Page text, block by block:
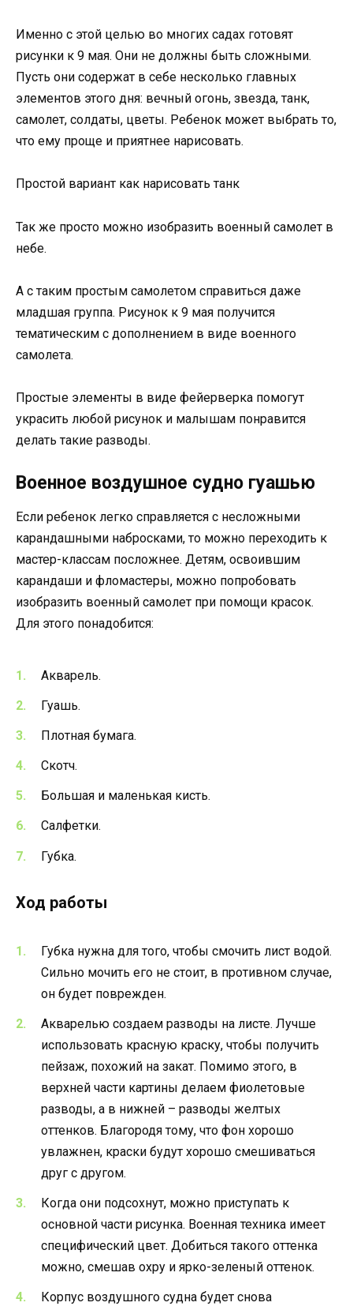
Именно с этой целью во многих садах готовят
рисунки к 9 мая. Они не должны быть сложными.
Пусть они содержат в себе несколько главных
элементов этого дня: вечный огонь, звезда, танк,
самолет, солдаты, цветы. Ребенок может выбрать то,
что ему проще и приятнее нарисовать.
Простой вариант как нарисовать танк
Так же просто можно изобразить военный самолет в
небе.
А с таким простым самолетом справиться даже
младшая группа. Рисунок к 9 мая получится
тематическим с дополнением в виде военного
самолета.
Простые элементы в виде фейерверка помогут
украсить любой рисунок и малышам понравится
делать такие разводы.
Военное воздушное судно гуашью
Если ребенок легко справляется с несложными
карандашными набросками, то можно переходить к
мастер-классам посложнее. Детям, освоившим
карандаши и фломастеры, можно попробовать
изобразить военный самолет при помощи красок.
Для этого понадобится:
Акварель.
Гуашь.
Плотная бумага.
Скотч.
Большая и маленькая кисть.
Салфетки.
Губка.
Ход работы
Губка нужна для того, чтобы смочить лист водой.
Сильно мочить его не стоит, в противном случае,
он будет поврежден.
Акварелью создаем разводы на листе. Лучше
использовать красную краску, чтобы получить
пейзаж, похожий на закат. Помимо этого, в
верхней части картины делаем фиолетовые
разводы, а в нижней – разводы желтых
оттенков. Благородя тому, что фон хорошо
увлажнен, краски будут хорошо смешиваться
друг с другом.
Когда они подсохнут, можно приступать к
основной части рисунка. Военная техника имеет
специфический цвет. Добиться такого оттенка
можно, смешав охру и ярко-зеленый оттенок.
Корпус воздушного судна будет снова